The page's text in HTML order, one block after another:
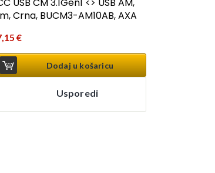
USB CM 3.1Gen1 <> USB AM,
Crna, BUCM3-AM10AB, AXA
€
Dodaj u košaricu
Usporedi